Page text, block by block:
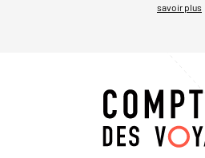
savoir plus